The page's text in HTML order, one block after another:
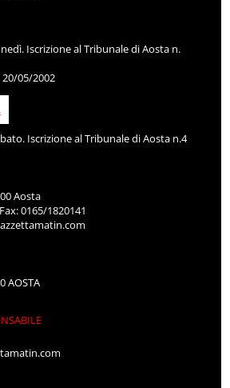
Iscrizione al Tribunale di Aosta n.
05/2002
Iscrizione al Tribunale di Aosta n.4
Aosta
0165/1820141
AOSTA